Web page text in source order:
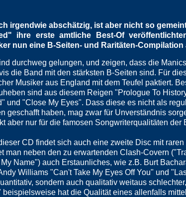
irgendwie abschätzig, ist aber nicht so
ihre erste amtliche Best-Of
nun eine B-Seiten- und Raritäten-Compilation
durchweg gelungen, und zeigen, dass die
die Band mit den stärksten B-Seiten sind. Für
Musiker aus England mit dem Teufel paktiert.
sind aus diesem Reigen "Prologue To
und "Close My Eyes". Dass diese es nicht als
geschafft haben, mag zwar für Unverständnis
aber nur für die famosen Songwriterqualitäten der
CD findet sich auch eine zweite Disc mit
man neben den zu erwartenden Clash-Covern
Name") auch Erstaunliches, wie z.B. Burt
Williams "Can't Take My Eyes Off You" und
sondern auch qualitativ weitaus
hat die Qualität eines allenfalls